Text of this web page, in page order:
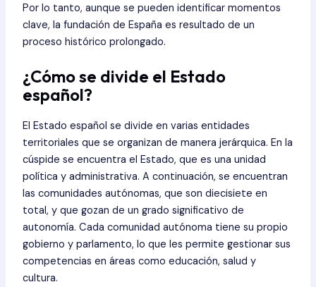
Por lo tanto, aunque se pueden identificar momentos
clave, la fundación de España es resultado de un
proceso histórico prolongado.
¿Cómo se divide el Estado
español?
El Estado español se divide en varias entidades
territoriales que se organizan de manera jerárquica. En la
cúspide se encuentra el Estado, que es una unidad
política y administrativa. A continuación, se encuentran
las comunidades autónomas, que son diecisiete en
total, y que gozan de un grado significativo de
autonomía. Cada comunidad autónoma tiene su propio
gobierno y parlamento, lo que les permite gestionar sus
competencias en áreas como educación, salud y
cultura.